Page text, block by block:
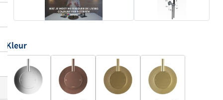
Kleur